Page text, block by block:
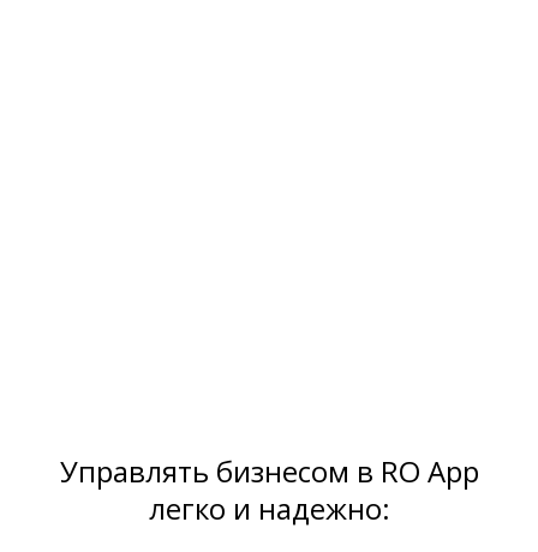
Управлять бизнесом в RO App
легко и надежно: